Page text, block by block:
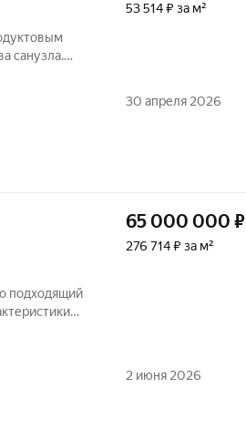
санузла.
53 514 ₽ за м²
30 апреля 2026
пoдходящий
65 000 000 ₽
276 714 ₽ за м²
2 июня 2026